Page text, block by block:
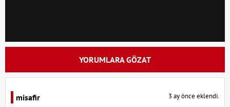
YORUMLARA GÖZAT
misafir 3 ay önce eklendi.